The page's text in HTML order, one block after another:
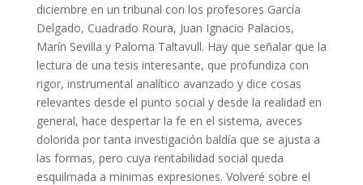
diciembre en un tribunal con los profesores García
Delgado, Cuadrado Roura, Juan Ignacio Palacios,
Marín Sevilla y Paloma Taltavull. Hay que señalar que la
lectura de una tesis interesante, que profundiza con
rigor, instrumental analítico avanzado y dice cosas
relevantes desde el punto social y desde la realidad en
general, hace despertar la fe en el sistema, aveces
dolorida por tanta investigación baldía que se ajusta a
las formas, pero cuya rentabilidad social queda
esquilmada a minimas expresiones. Volveré sobre el